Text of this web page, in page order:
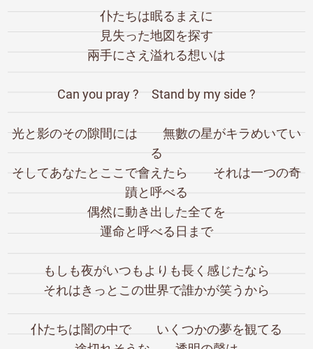
仆たちは眠るまえに
見失った地図を探す
兩手にさえ溢れる想いは
Can you pray ? Stand by my side ?
光と影のその隙間には 無數の星がキラめいてい
る
そしてあなたとここで會えたら それは一つの奇
蹟と呼べる
偶然に動き出した全てを
運命と呼べる日まで
もしも夜がいつもよりも長く感じたなら
それはきっとこの世界で誰かが笑うから
仆たちは闇の中で いくつかの夢を観てる